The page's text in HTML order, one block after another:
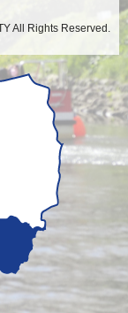
All Rights Reserved.